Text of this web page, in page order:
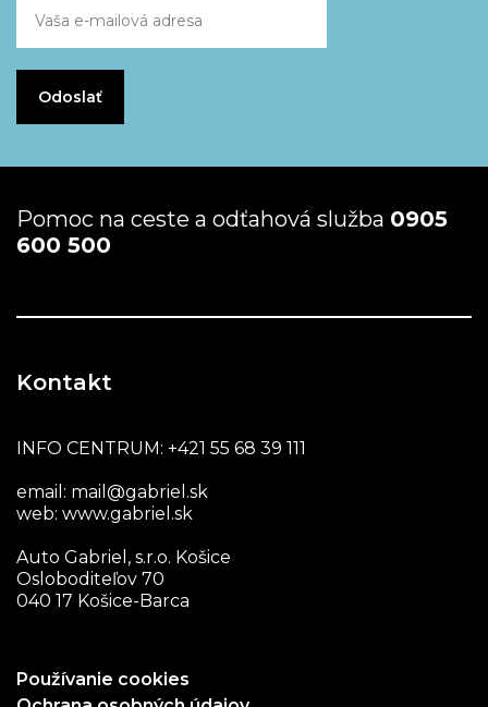
Pomoc na ceste a odťahová služba 0905
600 500
Kontakt
INFO CENTRUM: +421 55 68 39 111
email: mail@gabriel.sk
web: www.gabriel.sk
Auto Gabriel, s.r.o. Košice
Osloboditeľov 70
040 17 Košice-Barca
Používanie cookies